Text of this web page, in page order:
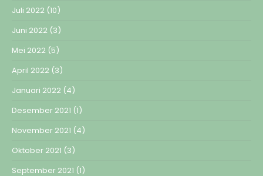
Juli 2022 (10)
Juni 2022 (3)
Mei 2022 (5)
April 2022 (3)
Januari 2022 (4)
Desember 2021 (1)
November 2021 (4)
Oktober 2021 (3)
September 2021 (1)